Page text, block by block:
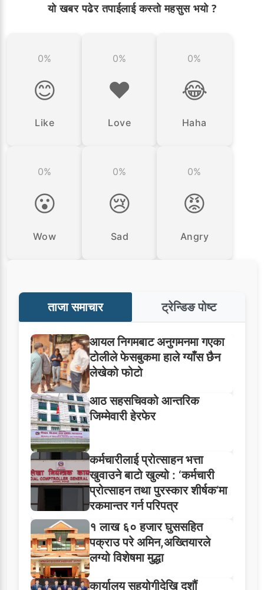
यो खबर पढेर तपाईलाई कस्तो महसुस भयो ?
0%
😊
Like
0%
❤️
Love
0%
😂
Haha
0%
😮
Wow
0%
😢
Sad
0%
😡
Angry
ताजा समाचार ट्रेन्डिङ पोष्ट
आयल निगमबाट अनुगमनमा गएका
टोलीले फेसबुकमा हाले ग्याँस छैन
लेखेको फोटो
आठ सहसचिवको आन्तरिक
जिम्मेवारी हेरफेर
कर्मचारीलाई प्रोत्साहन भत्ता
खुवाउने बाटो खुल्यो : ‘कर्मचारी
प्रोत्साहन तथा पुरस्कार शीर्षक’मा
रकमान्तर गर्न परिपत्र
१ लाख ६० हजार घुससहित
पक्राउ परे अमिन,अख्तियारले
लग्यो विशेषमा मुद्धा
कार्यालय सहयोगीदेखि दशौं